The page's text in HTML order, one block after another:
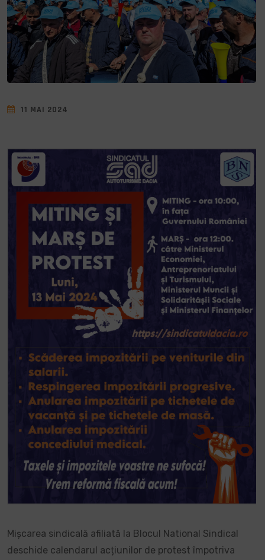
11 MAI 2024
Mișcarea sindicală afiliată la Blocul National Sindical
deschide calendarul acțiunilor de protest împotriva